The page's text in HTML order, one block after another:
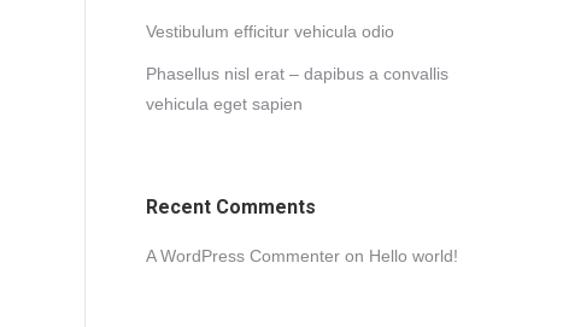
Vestibulum efficitur vehicula odio
Phasellus nisl erat – dapibus a convallis
vehicula eget sapien
Recent Comments
A WordPress Commenter on Hello world!